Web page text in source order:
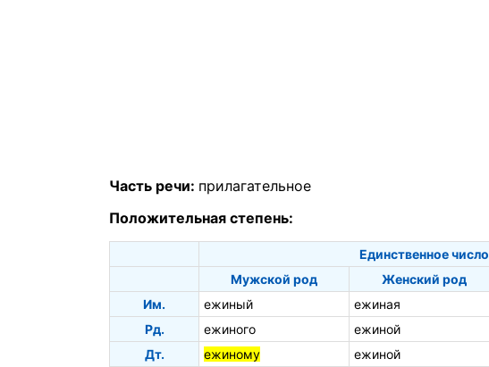
Часть речи: прилагательное
Положительная степень:
Единственное число
Мужской род
Женский род
Им.
ежиный ежиная
Рд.
ежиного ежиной
Дт.
ежиному ежиной